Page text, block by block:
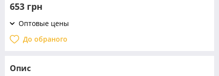
653 грн
Оптовые цены
До обраного
Опис